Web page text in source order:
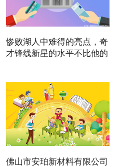
惨败湖人中难得的亮点，奇
才锋线新星的水平不比他的
佛山市安珀新材料有限公司